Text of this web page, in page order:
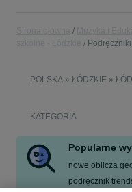
POLSKA » ŁÓDZKIE »
KATEGORIA
Popularne
nowe oblicza
podręcznik